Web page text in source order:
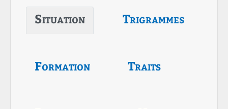
Situation Trigrammes
Formation Traits